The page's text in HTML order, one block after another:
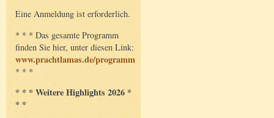
Eine Anmeldung ist erforderlich.
* * * Das gesamte Programm
finden Sie hier, unter diesen Link:
www.prachtlamas.de/programm
* * *
* * * Weitere Highlights 2026 *
* *